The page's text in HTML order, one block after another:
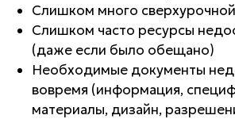
Слишком много
Слишком часто ресурсы
(даже если было обещано)
Необходимые документы
вовремя (информация,
материалы, дизайн,